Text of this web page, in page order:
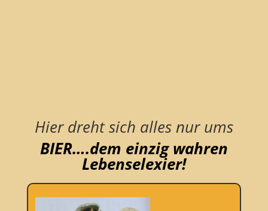
Hier dreht sich alles nur ums
BIER….dem einzig wahren
Lebenselexier!